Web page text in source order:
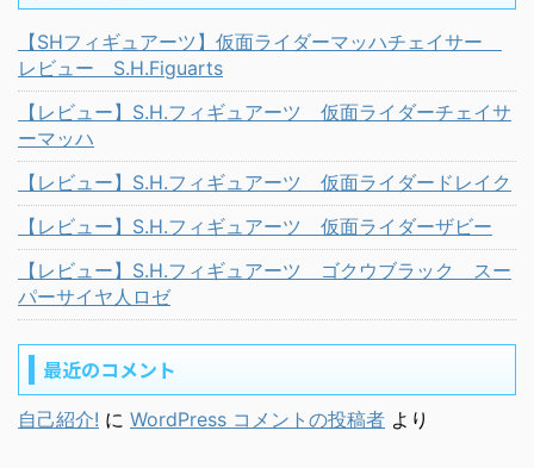
【SHフィギュアーツ】仮面ライダーマッハチェイサー
レビュー S.H.Figuarts
【レビュー】S.H.フィギュアーツ 仮面ライダーチェイサ
ーマッハ
【レビュー】S.H.フィギュアーツ 仮面ライダードレイク
【レビュー】S.H.フィギュアーツ 仮面ライダーザビー
【レビュー】S.H.フィギュアーツ ゴクウブラック スー
パーサイヤ人ロゼ
最近のコメント
自己紹介! に WordPress コメントの投稿者 より